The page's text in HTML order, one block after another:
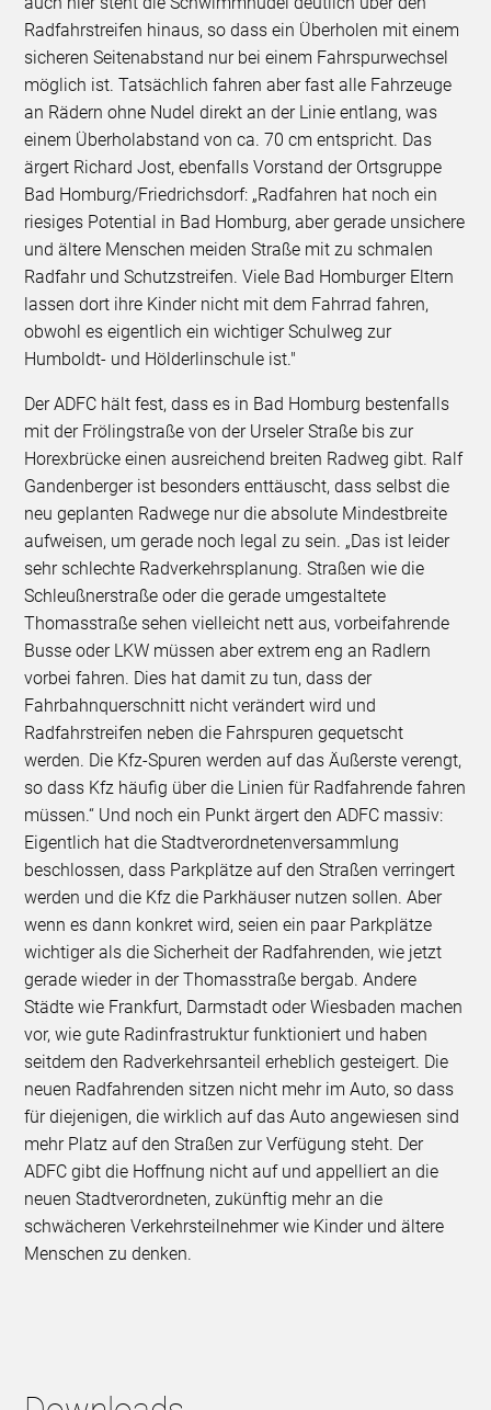
Radfahrstreifen hinaus, so dass ein Überholen mit einem
sicheren Seitenabstand nur bei einem Fahrspurwechsel
möglich ist. Tatsächlich fahren aber fast alle Fahrzeuge
an Rädern ohne Nudel direkt an der Linie entlang, was
einem Überholabstand von ca. 70 cm entspricht. Das
ärgert Richard Jost, ebenfalls Vorstand der Ortsgruppe
Bad Homburg/Friedrichsdorf: „Radfahren hat noch ein
riesiges Potential in Bad Homburg, aber gerade unsichere
und ältere Menschen meiden Straße mit zu schmalen
Radfahr und Schutzstreifen. Viele Bad Homburger Eltern
lassen dort ihre Kinder nicht mit dem Fahrrad fahren,
obwohl es eigentlich ein wichtiger Schulweg zur
Humboldt- und Hölderlinschule ist."
Der ADFC hält fest, dass es in Bad Homburg bestenfalls
mit der Frölingstraße von der Urseler Straße bis zur
Horexbrücke einen ausreichend breiten Radweg gibt. Ralf
Gandenberger ist besonders enttäuscht, dass selbst die
neu geplanten Radwege nur die absolute Mindestbreite
aufweisen, um gerade noch legal zu sein. „Das ist leider
sehr schlechte Radverkehrsplanung. Straßen wie die
Schleußnerstraße oder die gerade umgestaltete
Thomasstraße sehen vielleicht nett aus, vorbeifahrende
Busse oder LKW müssen aber extrem eng an Radlern
vorbei fahren. Dies hat damit zu tun, dass der
Fahrbahnquerschnitt nicht verändert wird und
Radfahrstreifen neben die Fahrspuren gequetscht
werden. Die Kfz-Spuren werden auf das Äußerste verengt,
so dass Kfz häufig über die Linien für Radfahrende fahren
müssen.“ Und noch ein Punkt ärgert den ADFC massiv:
Eigentlich hat die Stadtverordnetenversammlung
beschlossen, dass Parkplätze auf den Straßen verringert
werden und die Kfz die Parkhäuser nutzen sollen. Aber
wenn es dann konkret wird, seien ein paar Parkplätze
wichtiger als die Sicherheit der Radfahrenden, wie jetzt
gerade wieder in der Thomasstraße bergab. Andere
Städte wie Frankfurt, Darmstadt oder Wiesbaden machen
vor, wie gute Radinfrastruktur funktioniert und haben
seitdem den Radverkehrsanteil erheblich gesteigert. Die
neuen Radfahrenden sitzen nicht mehr im Auto, so dass
für diejenigen, die wirklich auf das Auto angewiesen sind
mehr Platz auf den Straßen zur Verfügung steht. Der
ADFC gibt die Hoffnung nicht auf und appelliert an die
neuen Stadtverordneten, zukünftig mehr an die
schwächeren Verkehrsteilnehmer wie Kinder und ältere
Menschen zu denken.